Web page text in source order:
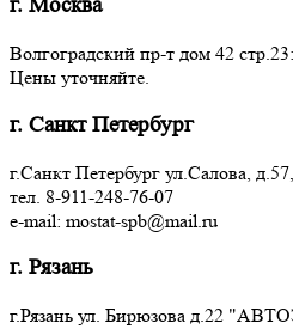
г. Москва
Волгоградский пр-т дом 42
Цены уточняйте.
г. Санкт Петербург
г.Санкт Петербург ул.Салова,
тел. 8-911-248-76-07
e-mail: mostat-spb@mail.ru
г. Рязань
г.Рязань ул. Бирюзова д.22